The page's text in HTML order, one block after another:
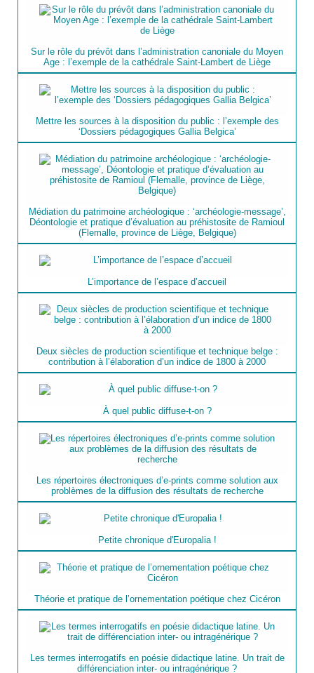
Sur le rôle du prévôt dans l’administration canoniale du Moyen
Age : l’exemple de la cathédrale Saint-Lambert de Liège
Mettre les sources à la disposition du public : l’exemple des
‘Dossiers pédagogiques Gallia Belgica’
Médiation du patrimoine archéologique : ‘archéologie-message’,
Déontologie et pratique d’évaluation au préhistosite de Ramioul
(Flemalle, province de Liège, Belgique)
L’importance de l’espace d’accueil
Deux siècles de production scientifique et technique belge :
contribution à l’élaboration d’un indice de 1800 à 2000
À quel public diffuse-t-on ?
Les répertoires électroniques d’e-prints comme solution aux
problèmes de la diffusion des résultats de recherche
Petite chronique d'Europalia !
Théorie et pratique de l’ornementation poétique chez Cicéron
Les termes interrogatifs en poésie didactique latine. Un trait de
différenciation inter- ou intragénérique ?